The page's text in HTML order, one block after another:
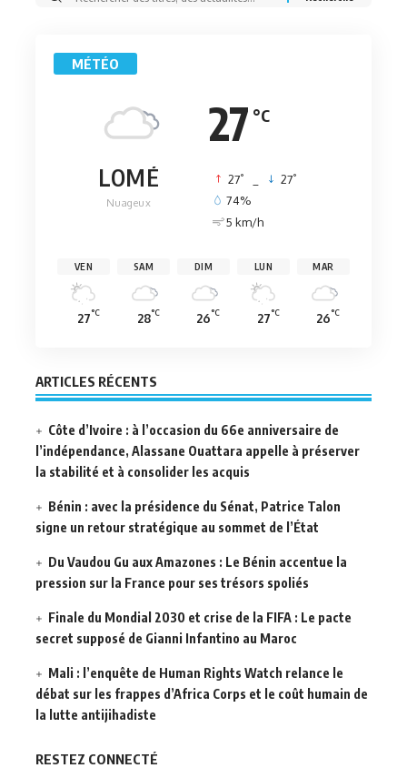
MÉTÉO
27 °C
LOMÉ
Nuageux
27° 27°
74%
5 km/h
VEN
27°C
SAM
28°C
DIM
26°C
LUN
27°C
MAR
26°C
ARTICLES RÉCENTS
Côte d’Ivoire : à l’occasion du 66e anniversaire de
l’indépendance, Alassane Ouattara appelle à préserver
la stabilité et à consolider les acquis
Bénin : avec la présidence du Sénat, Patrice Talon
signe un retour stratégique au sommet de l’État
Du Vaudou Gu aux Amazones : Le Bénin accentue la
pression sur la France pour ses trésors spoliés
Finale du Mondial 2030 et crise de la FIFA : Le pacte
secret supposé de Gianni Infantino au Maroc
Mali : l’enquête de Human Rights Watch relance le
débat sur les frappes d’Africa Corps et le coût humain de
la lutte antijihadiste
RESTEZ CONNECTÉ